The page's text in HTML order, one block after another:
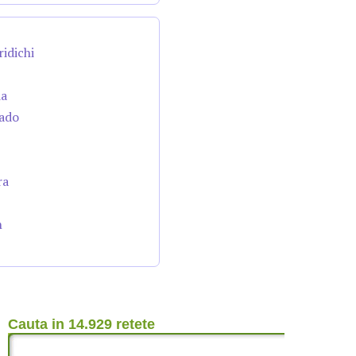
Cauta in 14.929 retete